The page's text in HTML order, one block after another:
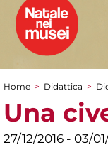
Tu sei qui
Home > Didattica >
Una
27/12/2016 - 03/